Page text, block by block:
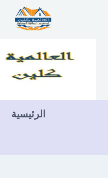
الرئيسية